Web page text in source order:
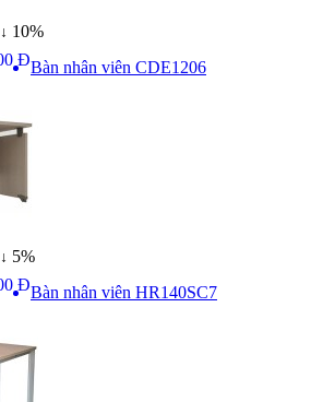
↓ 10%
ĐBàn nhân viên CDE1206
↓ 5%
ĐBàn nhân viên HR140SC7